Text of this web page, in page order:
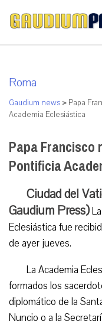
Roma
Gaudium news > Papa
Academia Eclesiástica
Papa Francisco
Pontificia
Ciudad del
Gaudium Press)
Eclesiástica fue
de ayer jueves.
La Academia
formados los
diplomático de la
Nuncio o a la